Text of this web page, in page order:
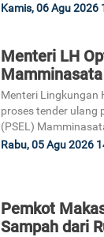
Kamis, 06 Agu 2026
Menteri LH
Menteri Lingkungan
proses tender ulang
(PSEL)
Rabu, 05 Agu 2026
Pemkot
Sampah dari